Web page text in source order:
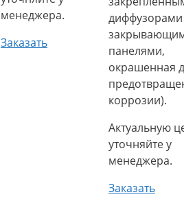
менеджера.
Заказать
панелями,
окрашенная
коррозии).
Актуальную
уточняйте у
менеджера.
Заказать